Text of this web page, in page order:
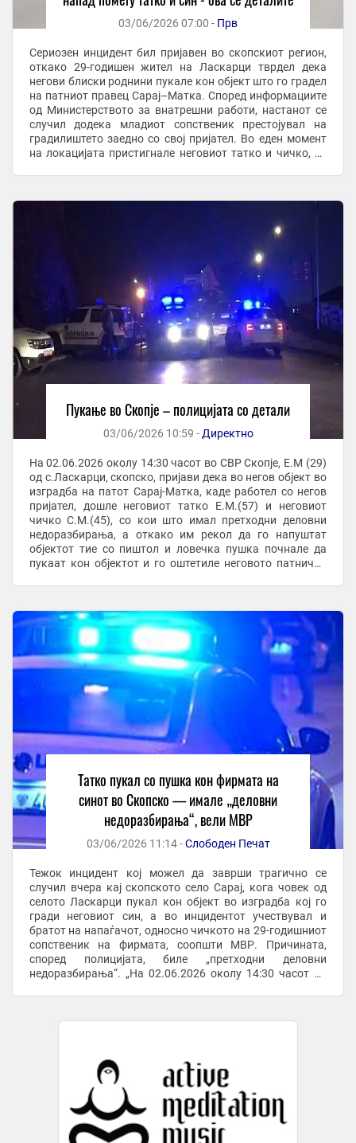
03/06/2026 07:00 - Прв
Сериозен инцидент бил пријавен во скопскиот регион,
откако 29-годишен жител на Ласкарци тврдел дека
негови блиски роднини пукале кон објект што го градел
на патниот правец Сарај–Матка. Според информациите
од Министерството за внатрешни работи, настанот се
случил додека младиот сопственик престојувал на
градилиштето заедно со свој пријател. Во еден момент
на локацијата пристигнале неговиот татко и чичко, со
Пукање во Скопје – полицијата со детали
03/06/2026 10:59 - Директно
На 02.06.2026 околу 14:30 часот во СВР Скопје, Е.М (29)
од с.Ласкарци, скопско, пријави дека во негов објект во
изградба на патот Сарај-Матка, каде работел со негов
пријател, дошле неговиот татко Е.М.(57) и неговиот
чичко С.М.(45), со кои што имал претходни деловни
недоразбирања, а откако им рекол да го напуштат
објектот тие со пиштол и ловечка пушка почнале да
пукаат кон објектот и го оштетиле неговото патничко
Татко пукал со пушка кон фирмата на
синот во Скопско — имале „деловни
недоразбирања“, вели МВР
03/06/2026 11:14 -Слободен Печат
Тежок инцидент кој можел да заврши трагично се
случил вчера кај скопското село Сарај, кога човек од
селото Ласкарци пукал кон објект во изградба кој го
гради неговиот син, а во инцидентот учествувал и
братот на напаѓачот, односно чичкото на 29-годишниот
сопственик на фирмата, соопшти МВР. Причината,
според полицијата, биле „претходни деловни
недоразбирања“. „На 02.06.2026 околу 14:30 часот во